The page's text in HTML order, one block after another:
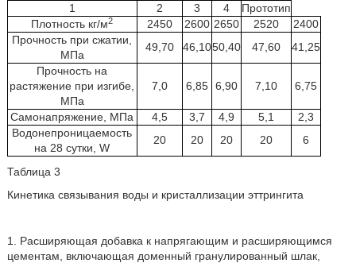
1 2 3 4
Прототип
Плотность кг/м2 2450 2600 2650 2520
2400
Прочность при сжатии,
МПа
49,70 46,1050,40 47,60
41,25
Прочность на
растяжение при изгибе,
МПа
7,0 6,85 6,90 7,10 6,75
Самонапряжение, МПа 4,5 3,7 4,9 5,1
2,3
Водонепроницаемость
на 28 сутки, W
20 20 20 20 6
Таблица 3
Кинетика связывания воды и кристаллизации эттрингита
1. Расширяющая добавка к напрягающим и расширяющимся
цементам, включающая доменный гранулированный шлак,